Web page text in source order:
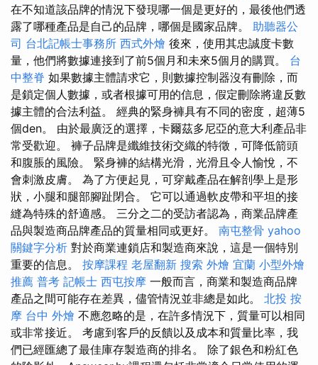
在不知道該品牌的情況下發現哪一個是更好的，最後他們透
露了哪種產品是自己的品牌，哪個是國家品牌。 助聽器公
司 台北記帳士事務所 西式外燴 後來，使用其忠誠度卡數
量，他們將數據連接到了前5個月和未來5個月的購買。 台
中整脊 如果數據主體請求它，則數據控制器沒有刪除，而
是鎖定個人數據，或者根據可用的信息，假定刪除將違反數
據主體的合法利益。 經典的緊身褲具有不同的密度，超薄5
個den。 由於最廣泛的選擇，卡爾茲多尼亞的意大利產品非
常受歡迎。 褲子品牌是纖維技術交織的特徵，可降低箭頭
和腹脹的風險。 緊身褲的結構光滑，光滑且令人愉悅，不
會刺激皮膚。 為了方便起見，可穿戴產品在解剖學上是形
狀，小腿和腿部腳趾閉合。 它可以通過軟皮帶和平坦的接
縫為特殊的舒適感。 三分之二的受訪者認為，商業品牌產
品與製造商品牌產品的質量相同或更好。 南屯整骨 yahoo
關鍵字分析 對於商業連鎖店和製造商來說，這是一個特別
重要的信息。 按摩課程 老屋翻新 搜索 外燴 宜蘭 小型外燴
推薦 普考 記帳士 西屯按摩 一般而言，商業和製造商品牌
產品之間可能存在差異，儘管情況並非總是如此。 北投 按
摩 台中 外燴 不應忽略的是，在許多情況下，質量可以相同
或非常接近。 考慮到客戶的反饋以及成本和質量比率，我
們已經匯總了最佳庫存製造商的排名。 除了銀色和粉紅色